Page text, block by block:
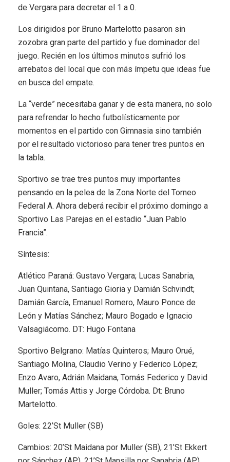
de Vergara para decretar el 1 a 0.
Los dirigidos por Bruno Martelotto pasaron sin
zozobra gran parte del partido y fue dominador del
juego. Recién en los últimos minutos sufrió los
arrebatos del local que con más ímpetu que ideas fue
en busca del empate.
La “verde” necesitaba ganar y de esta manera, no solo
para refrendar lo hecho futbolísticamente por
momentos en el partido con Gimnasia sino también
por el resultado victorioso para tener tres puntos en
la tabla.
Sportivo se trae tres puntos muy importantes
pensando en la pelea de la Zona Norte del Torneo
Federal A. Ahora deberá recibir el próximo domingo a
Sportivo Las Parejas en el estadio “Juan Pablo
Francia”.
Síntesis:
Atlético Paraná: Gustavo Vergara; Lucas Sanabria,
Juan Quintana, Santiago Gioria y Damián Schvindt;
Damián García, Emanuel Romero, Mauro Ponce de
León y Matías Sánchez; Mauro Bogado e Ignacio
Valsagiácomo. DT: Hugo Fontana
Sportivo Belgrano: Matías Quinteros; Mauro Orué,
Santiago Molina, Claudio Verino y Federico López;
Enzo Avaro, Adrián Maidana, Tomás Federico y David
Muller; Tomás Attis y Jorge Córdoba. Dt: Bruno
Martelotto.
Goles: 22’St Muller (SB)
Cambios: 20’St Maidana por Muller (SB), 21’St Ekkert